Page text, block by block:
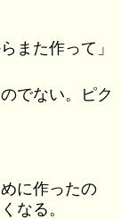
また作って」
でない。ピク
に作ったの
なる。